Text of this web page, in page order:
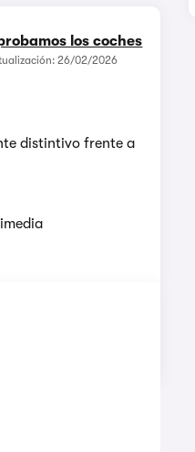
los coches
26/02/2026
distintivo frente a